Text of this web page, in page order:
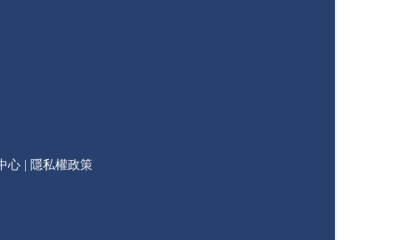
心 | 隱私權政策